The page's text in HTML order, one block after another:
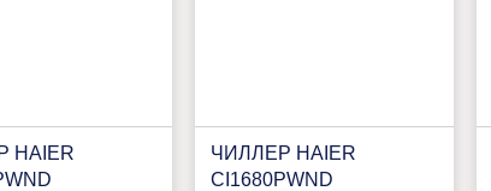
HAIER
ЧИЛЛЕР HAIER
CI1680PWND